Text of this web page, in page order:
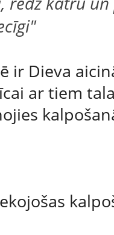
ir Dieva
ar tiem